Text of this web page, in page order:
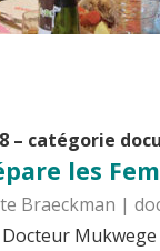
– catégorie
les
Braeckman |